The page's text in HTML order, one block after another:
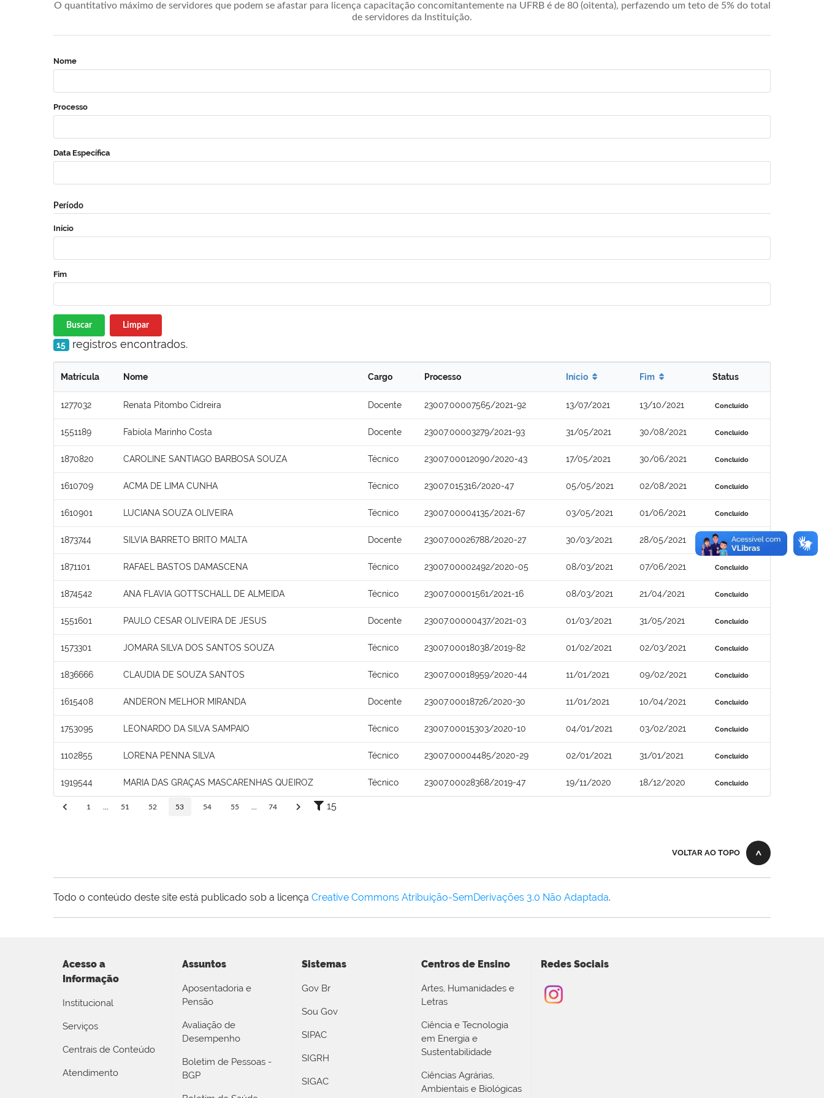
O quantitativo máximo de servidores que podem se afastar para licença capacitação concomitantemente na UFRB é de 80 (oitenta), perfazendo um teto de 5% do total
de servidores da Instituição.
Nome
Processo
Data Específica
Período
Início
Fim
Buscar Limpar
15 registros encontrados.
Matrícula Nome Cargo Processo Início Fim Status
1277032 Renata Pitombo Cidreira Docente 23007.00007565/2021-92 13/07/2021 13/10/2021 Concluído
1551189 Fabíola Marinho Costa Docente 23007.00003279/2021-93 31/05/2021 30/08/2021 Concluído
1870820 CAROLINE SANTIAGO BARBOSA SOUZA Técnico 23007.00012090/2020-43 17/05/2021 30/06/2021 Concluído
1610709 ACMA DE LIMA CUNHA Técnico 23007.015316/2020-47 05/05/2021 02/08/2021 Concluído
1610901 LUCIANA SOUZA OLIVEIRA Técnico 23007.00004135/2021-67 03/05/2021 01/06/2021 Concluído
1873744 SILVIA BARRETO BRITO MALTA Docente 23007.00026788/2020-27 30/03/2021 28/05/2021 Concluído
1871101 RAFAEL BASTOS DAMASCENA Técnico 23007.00002492/2020-05 08/03/2021 07/06/2021 Concluído
1874542 ANA FLAVIA GOTTSCHALL DE ALMEIDA Técnico 23007.00001561/2021-16 08/03/2021 21/04/2021 Concluído
1551601 PAULO CESAR OLIVEIRA DE JESUS Docente 23007.00000437/2021-03 01/03/2021 31/05/2021 Concluído
1573301 JOMARA SILVA DOS SANTOS SOUZA Técnico 23007.00018038/2019-82 01/02/2021 02/03/2021 Concluído
1836666 CLAUDIA DE SOUZA SANTOS Técnico 23007.00018959/2020-44 11/01/2021 09/02/2021 Concluído
1615408 ANDERON MELHOR MIRANDA Docente 23007.00018726/2020-30 11/01/2021 10/04/2021 Concluído
1753095 LEONARDO DA SILVA SAMPAIO Técnico 23007.00015303/2020-10 04/01/2021 03/02/2021 Concluído
1102855 LORENA PENNA SILVA Técnico 23007.00004485/2020-29 02/01/2021 31/01/2021 Concluído
1919544 MARIA DAS GRAÇAS MASCARENHAS QUEIROZ Técnico 23007.00028368/2019-47 19/11/2020 18/12/2020 Concluído
1 51 52 53 54 55 74 15
VOLTAR AO TOPO
Todo o conteúdo deste site está publicado sob a licença Creative Commons Atribuição-SemDerivações 3.0 Não Adaptada.
Acesso a
Informação
Institucional
Serviços
Centrais de Conteúdo
Atendimento
Assuntos
Aposentadoria e
Pensão
Avaliação de
Desempenho
Boletim de Pessoas -
BGP
Sistemas
Gov Br
Sou Gov
SIPAC
SIGRH
SIGAC
Centros de Ensino
Artes, Humanidades e
Letras
Ciência e Tecnologia
em Energia e
Sustentabilidade
Ciências Agrárias,
Ambientais e Biológicas
Redes Sociais